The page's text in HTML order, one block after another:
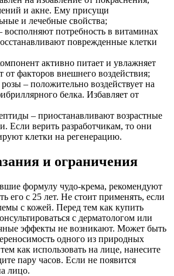
и акне. Ему присущи
и лечебные свойства;
восполняют потребность в витаминах
поврежденные клетки
активно питает и увлажняет
от факторов внешнего воздействия;
розы – положительно воздействует на
белка. Избавляет от
– приостанавливают возрастные
Если верить разработчикам, то они
клетки на регенерацию.
и ограничения
формулу чудо-крема, рекомендуют
его с 25 лет. Не стоит применять, если
с кожей. Перед тем как купить
с дерматологом или
эффекты не возникают. Может быть
одного из природных
как использовать на лице, нанесите
пару часов. Если не появится
лицо.